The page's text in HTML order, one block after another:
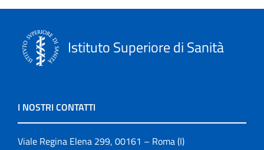
Istituto Superiore di Sanità
I NOSTRI CONTATTI
Viale Regina Elena 299, 00161 – Roma (I)